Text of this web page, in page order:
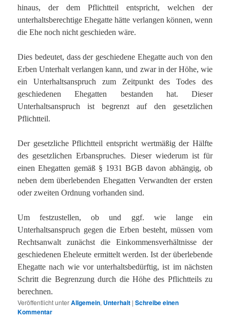
hinaus, der dem Pflichtteil entspricht, welchen der
unterhaltsberechtige Ehegatte hätte verlangen können, wenn
die Ehe noch nicht geschieden wäre.
Dies bedeutet, dass der geschiedene Ehegatte auch von den
Erben Unterhalt verlangen kann, und zwar in der Höhe, wie
ein Unterhaltsanspruch zum Zeitpunkt des Todes des
geschiedenen Ehegatten bestanden hat. Dieser
Unterhaltsanspruch ist begrenzt auf den gesetzlichen
Pflichtteil.
Der gesetzliche Pflichtteil entspricht wertmäßig der Hälfte
des gesetzlichen Erbanspruches. Dieser wiederum ist für
einen Ehegatten gemäß § 1931 BGB davon abhängig, ob
neben dem überlebenden Ehegatten Verwandten der ersten
oder zweiten Ordnung vorhanden sind.
Um festzustellen, ob und ggf. wie lange ein
Unterhaltsanspruch gegen die Erben besteht, müssen vom
Rechtsanwalt zunächst die Einkommensverhältnisse der
geschiedenen Eheleute ermittelt werden. Ist der überlebende
Ehegatte nach wie vor unterhaltsbedürftig, ist im nächsten
Schritt die Begrenzung durch die Höhe des Pflichtteils zu
berechnen.
Veröffentlicht unterAllgemein, Unterhalt |Schreibe einen
Kommentar